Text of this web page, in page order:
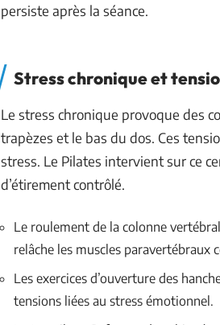
persiste après la séance.
Stress chronique et
Le stress chronique provoque des
trapèzes et le bas du dos. Ces
stress. Le Pilates intervient sur ce
d’étirement contrôlé.
Le roulement de la colonne
relâche les muscles paravertébraux
Les exercices d’ouverture des
tensions liées au stress émotionnel.